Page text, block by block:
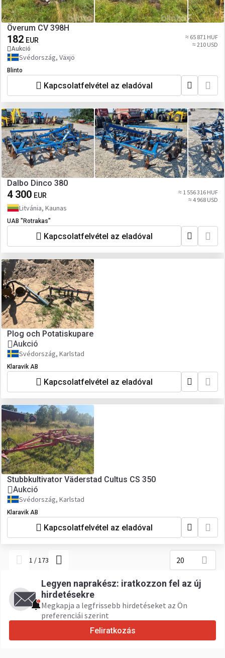
Överum CV 398H
182 EUR
Aukció
≈ 65 871 HUF
≈ 210 USD
Svédország, Växjö
Blinto
Kapcsolatfelvétel az eladóval
Dalbo Dinco 380
4 300 EUR
≈ 1 556 316 HUF
≈ 4 968 USD
Litvánia, Kaunas
UAB "Rotrakas"
Kapcsolatfelvétel az eladóval
Plog och Potatiskupare
Aukció
Svédország, Karlstad
Klaravik AB
Kapcsolatfelvétel az eladóval
Stubbkultivator Väderstad Cultus CS 350
Aukció
Svédország, Karlstad
Klaravik AB
Kapcsolatfelvétel az eladóval
1 /173 20
Legyen naprakész: iratkozzon fel az új
hirdetésekre
Megkapja a legfrissebb hirdetéseket az Ön
preferenciái szerint
Feliratkozás